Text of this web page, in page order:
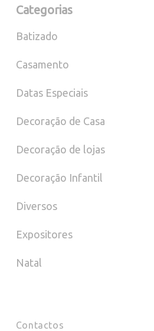
Categorias
Batizado
Casamento
Datas Especiais
Decoração de Casa
Decoração de lojas
Decoração Infantil
Diversos
Expositores
Natal
Contactos